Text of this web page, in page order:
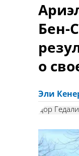
Бен-
о
Эли
Дор